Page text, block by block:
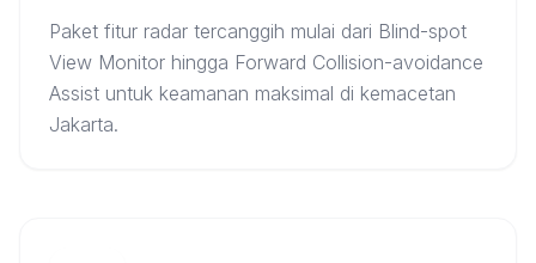
Paket fitur radar tercanggih mulai dari Blind-spot
View Monitor hingga Forward Collision-avoidance
Assist untuk keamanan maksimal di kemacetan
Jakarta.